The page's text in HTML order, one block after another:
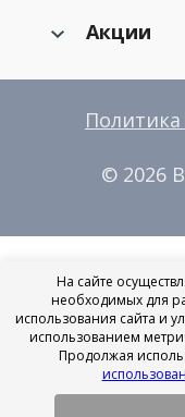
Акции
© 2026
На сайте
необходимых для
использования сайта и
использованием
Продолжая